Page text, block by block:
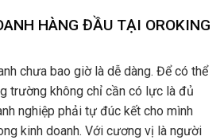
HÀNG ĐẦU TẠI OROKING
chưa bao giờ là dễ dàng. Để có thể
trường không chỉ cần có lực là đủ
nghiệp phải tự đúc kết cho mình
kinh doanh. Với cương vị là người